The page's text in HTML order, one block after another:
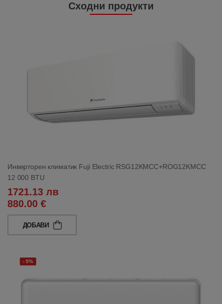
Сходни продукти
Инверторен климатик Fuji Electric RSG12KMCC+ROG12KMCC
12 000 BTU
1721.13 лв
880.00 €
ДОБАВИ
- 5%